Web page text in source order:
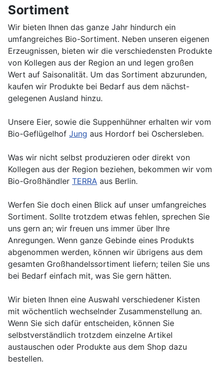
Sortiment
Wir bieten Ihnen das ganze Jahr hindurch ein
umfangreiches Bio-Sortiment. Neben unseren eigenen
Erzeugnissen, bieten wir die verschiedensten Produkte
von Kollegen aus der Region an und legen großen
Wert auf Saisonalität. Um das Sortiment abzurunden,
kaufen wir Produkte bei Bedarf aus dem nächst-
gelegenen Ausland hinzu.
Unsere Eier, sowie die Suppenhühner erhalten wir vom
Bio-Geflügelhof Jung aus Hordorf bei Oschersleben.
Was wir nicht selbst produzieren oder direkt von
Kollegen aus der Region beziehen, bekommen wir vom
Bio-Großhändler TERRA aus Berlin.
Werfen Sie doch einen Blick auf unser umfangreiches
Sortiment. Sollte trotzdem etwas fehlen, sprechen Sie
uns gern an; wir freuen uns immer über Ihre
Anregungen. Wenn ganze Gebinde eines Produkts
abgenommen werden, können wir übrigens aus dem
gesamten Großhandelssortiment liefern; teilen Sie uns
bei Bedarf einfach mit, was Sie gern hätten.
Wir bieten Ihnen eine Auswahl verschiedener Kisten
mit wöchentlich wechselnder Zusammenstellung an.
Wenn Sie sich dafür entscheiden, können Sie
selbstverständlich trotzdem einzelne Artikel
austauschen oder Produkte aus dem Shop dazu
bestellen.